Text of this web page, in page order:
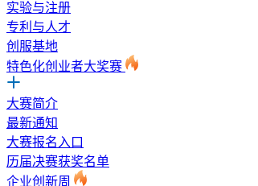
实验与注册
专利与人才
创服基地
特色化创业者大奖赛
大赛简介
最新通知
大赛报名入口
历届决赛获奖名单
企业创新周